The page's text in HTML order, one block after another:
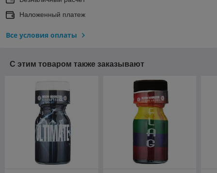
Наложенный платеж
Все условия оплаты
С этим товаром также заказывают